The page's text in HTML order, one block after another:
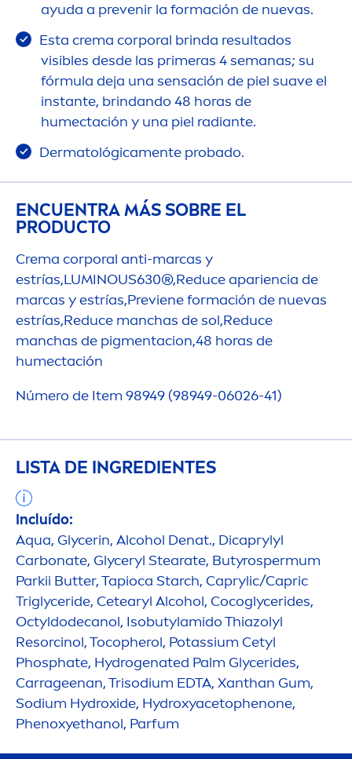
ayuda a prevenir la formación de nuevas.
Esta crema corporal brinda resultados
visibles desde las primeras 4 semanas; su
fórmula deja una sensación de piel suave el
instante, brindando 48 horas de
humectación y una piel radiante.
Dermatológicamente probado.
ENCUENTRA MÁS SOBRE EL
PRODUCTO
Crema corporal anti-marcas y
estrías,LUMINOUS630®,Reduce apariencia de
marcas y estrías,Previene formación de nuevas
estrías,Reduce manchas de sol,Reduce
manchas de pigmentacion,48 horas de
humectación
Número de Item 98949 (98949-06026-41)
LISTA DE INGREDIENTES
Incluído:
Aqua, Glycerin, Alcohol Denat., Dicaprylyl
Carbonate, Glyceryl Stearate, Butyrospermum
Parkii Butter, Tapioca Starch, Caprylic/Capric
Triglyceride, Cetearyl Alcohol, Cocoglycerides,
Octyldodecanol, Isobutylamido Thiazolyl
Resorcinol, Tocopherol, Potassium Cetyl
Phosphate, Hydrogenated Palm Glycerides,
Carrageenan, Trisodium EDTA, Xanthan Gum,
Sodium Hydroxide, Hydroxyacetophenone,
Phenoxyethanol, Parfum